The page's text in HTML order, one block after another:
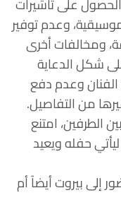
وعدم توفير
ومخالفات أخرى
شكل الدعاية
وعدم دفع
من التفاصيل.
الطرفين، امتنع
حفله ويعيد
إلى بيروت أيضاً أم